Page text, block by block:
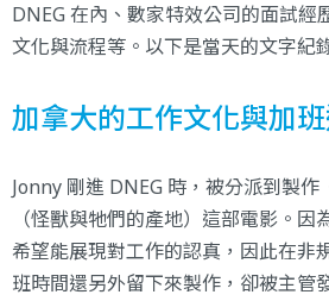
DNEG 在內、數家特效公司的面試經
文化與流程等。以下是當天的文字紀
加拿大的工作文化與加
Jonny 剛進 DNEG 時，被分派到製作
（怪獸與牠們的產地）這部電影。因
希望能展現對工作的認真，因此在非
班時間還另外留下來製作，卻被主管